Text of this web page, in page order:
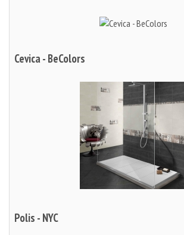
Cevica - BeColors
Polis - NYC